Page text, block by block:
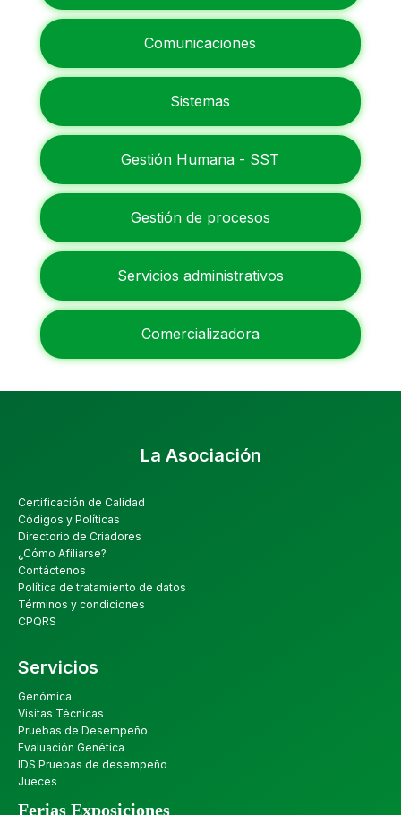
Comunicaciones
Sistemas
Gestión Humana - SST
Gestión de procesos
Servicios administrativos
Comercializadora
La Asociación
Certificación de Calidad
Códigos y Políticas
Directorio de Criadores
¿Cómo Afiliarse?
Contáctenos
Política de tratamiento de datos
Términos y condiciones
CPQRS
Servicios
Genómica
Visitas Técnicas
Pruebas de Desempeño
Evaluación Genética
IDS Pruebas de desempeño
Jueces
Ferias Exposiciones